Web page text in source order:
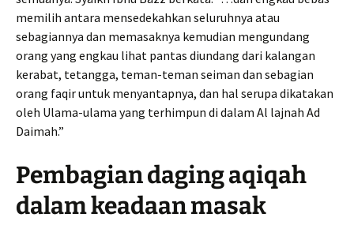
memilih antara mensedekahkan seluruhnya atau
sebagiannya dan memasaknya kemudian mengundang
orang yang engkau lihat pantas diundang dari kalangan
kerabat, tetangga, teman-teman seiman dan sebagian
orang faqir untuk menyantapnya, dan hal serupa dikatakan
oleh Ulama-ulama yang terhimpun di dalam Al lajnah Ad
Daimah.”
Pembagian daging aqiqah
dalam keadaan masak